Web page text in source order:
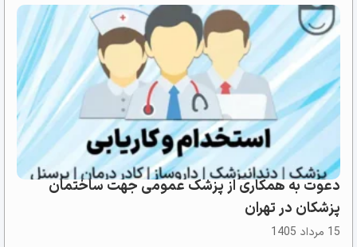
دعوت به همکاری از پزشک عمومی جهت ساختمان
پزشکان در تهران
15 مرداد 1405